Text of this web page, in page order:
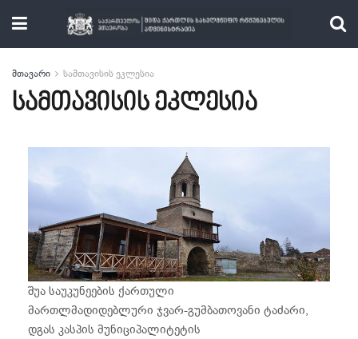
მთავარი სამთავისის ეკლესია
სამთავისის ეკლესია
შუა საუკუნეების ქართული
მართლმადიდებლური ჯვარ-გუმბათოვანი ტაძარი,
დგას კასპის მუნიციპალიტეტის